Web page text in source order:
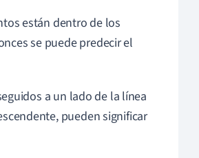
están dentro de los
se puede predecir el
a un lado de la línea
pueden significar